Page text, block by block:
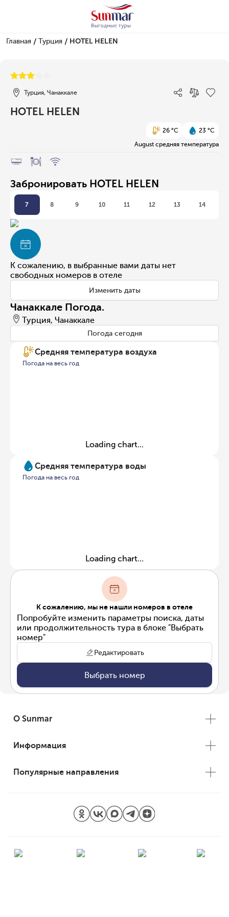
Главная / Турция / HOTEL HELEN
Турция, Чанаккале
HOTEL HELEN
26 °C
23 °C
August средняя температура
Забронировать HOTEL HELEN
7 8 9 10 11 12 13 14
К сожалению, в выбранные вами даты нет
свободных номеров в отеле
Изменить даты
Чанаккале Погода.
Турция, Чанаккале
Погода сегодня
Средняя температура воздуха
Погода на весь год
Loading chart...
Средняя температура воды
Погода на весь год
Loading chart...
К сожалению, мы не нашли номеров в отеле
Попробуйте изменить параметры поиска, даты
или продолжительность тура в блоке "Выбрать
номер"
Редактировать
Выбрать номер
О Sunmar
Информация
Популярные направления